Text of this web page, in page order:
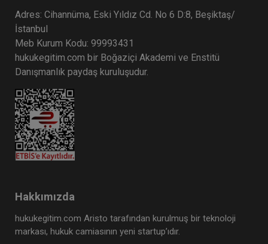
Ticaret Hukuku Kongresi - I. Oturum: TİCARİ
İŞLETME HUKUKU Video Kaydı
360 TL
Tüketici Hukuku Enstitüsü
Adres: Cihannüma, Eski Yıldız Cd. No 6 D:8, Beşiktaş/
İstanbul
Meb Kurum Kodu: 99993431
hukukegitim.com bir Boğaziçi Akademi ve Enstitü
Danışmanlık paydaş kuruluşudur.
Hakkımızda
hukukegitim.com Aristo tarafından kurulmuş bir teknoloji
markası, hukuk camiasının yeni startup’ıdır.